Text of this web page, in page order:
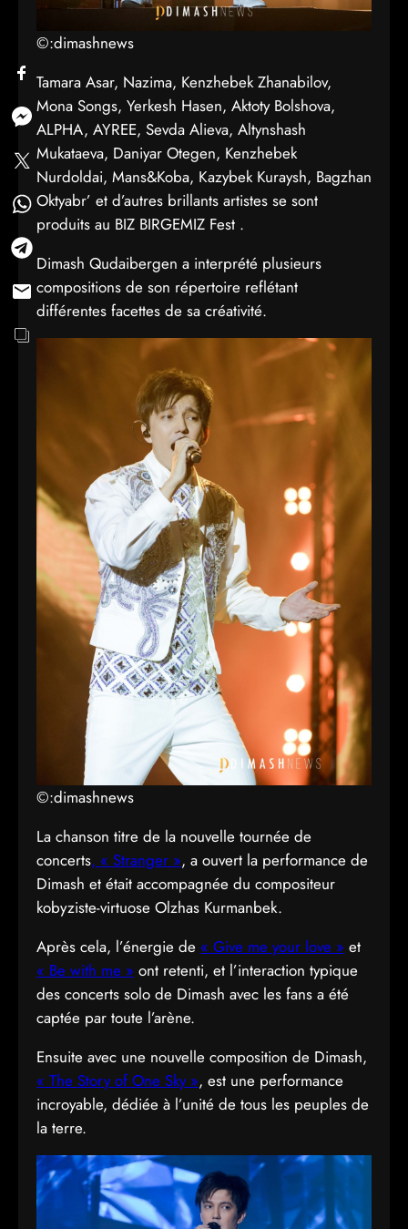
©:dimashnews
Tamara Asar, Nazima, Kenzhebek Zhanabilov,
Mona Songs, Yerkesh Hasen, Aktoty Bolshova,
ALPHA, AYREE, Sevda Alieva, Altynshash
Mukataeva, Daniyar Otegen, Kenzhebek
Nurdoldai, Mans&Koba, Kazybek Kuraysh, Bagzhan
Oktyabr’ et d’autres brillants artistes se sont
produits au BIZ BIRGEMIZ Fest .
Dimash Qudaibergen a interprété plusieurs
compositions de son répertoire reflétant
différentes facettes de sa créativité.
©:dimashnews
La chanson titre de la nouvelle tournée de
concerts, « Stranger », a ouvert la performance de
Dimash et était accompagnée du compositeur
kobyziste-virtuose Olzhas Kurmanbek.
Après cela, l’énergie de « Give me your love » et
« Be with me » ont retenti, et l’interaction typique
des concerts solo de Dimash avec les fans a été
captée par toute l’arène.
Ensuite avec une nouvelle composition de Dimash,
« The Story of One Sky », est une performance
incroyable, dédiée à l’unité de tous les peuples de
la terre.